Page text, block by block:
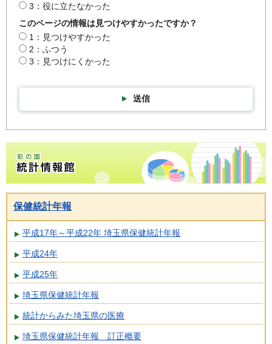
3：役に立たなかった
このページの情報は見つけやすかったですか？
1：見つけやすかった
2：ふつう
3：見つけにくかった
送信
彩の国統計情報館トップページ
保健統計年報
平成17年～平成22年 埼玉県保健統計年報
平成24年
平成25年
埼玉県保健統計年報
統計からみた埼玉県の医療
埼玉県保健統計年報 訂正概要